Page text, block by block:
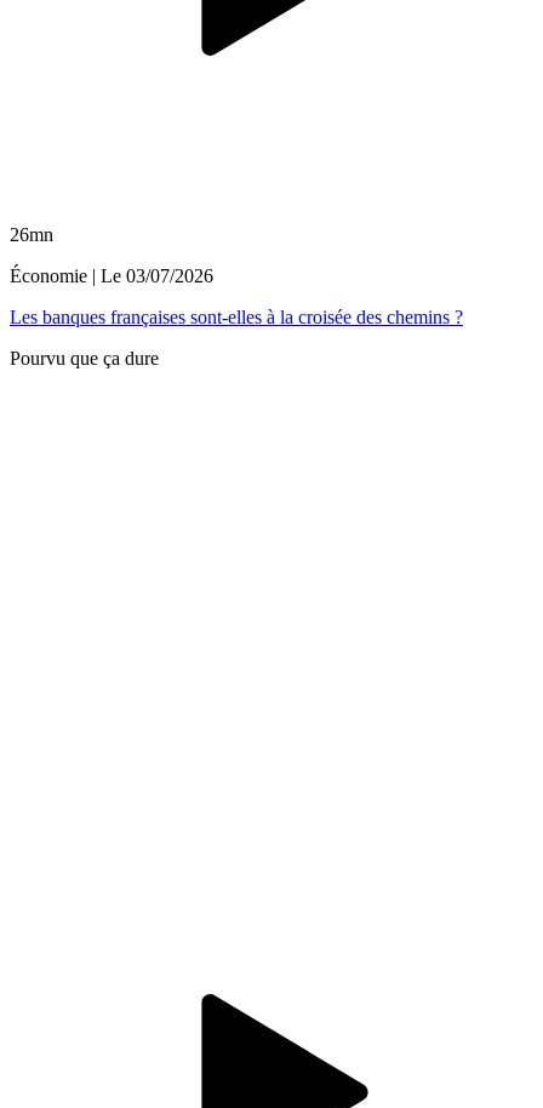
26mn
Économie | Le 03/07/2026
Les banques françaises sont-elles à la croisée des chemins ?
Pourvu que ça dure